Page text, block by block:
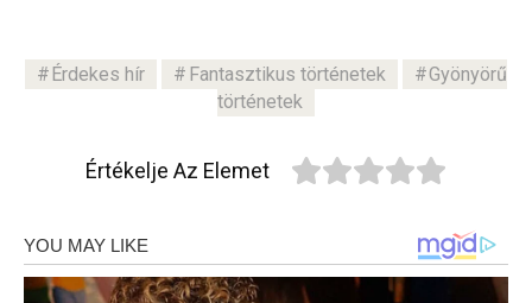
Érdekes hír Fantasztikus történetek
Gyönyörű
történetek
Értékelje Az Elemet